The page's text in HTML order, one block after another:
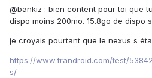
@bankiz : bien content pour toi que
dispo moins 200mo. 15.8go de dispo
je croyais pourtant que le nexus s
https://www.frandroid.com/test/
s/